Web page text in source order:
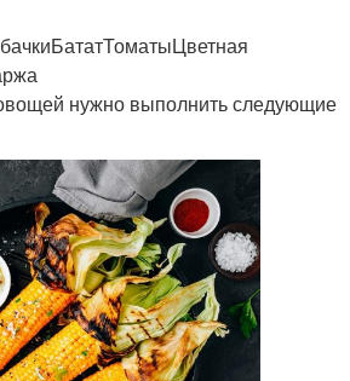
нужно выполнить следующие